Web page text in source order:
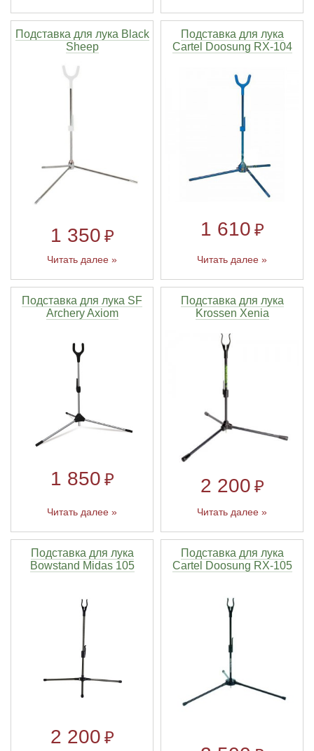
Подставка для лука Black
Sheep
1 350 ₽
Читать далее »
Подставка для лука
Cartel Doosung RX-104
1 610 ₽
Читать далее »
Подставка для лука SF
Archery Axiom
1 850 ₽
Читать далее »
Подставка для лука
Krossen Xenia
2 200 ₽
Читать далее »
Подставка для лука
Bowstand Midas 105
2 200 ₽
Подставка для лука
Cartel Doosung RX-105